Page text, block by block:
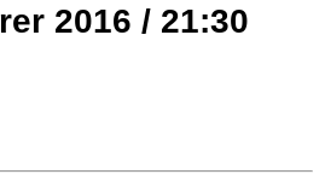
2016 / 21:30